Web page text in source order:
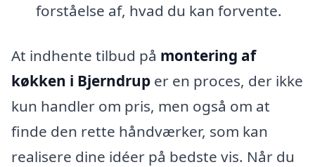
forståelse af, hvad du kan forvente.
At indhente tilbud på montering af
køkken i Bjerndrup er en proces, der ikke
kun handler om pris, men også om at
finde den rette håndværker, som kan
realisere dine idéer på bedste vis. Når du